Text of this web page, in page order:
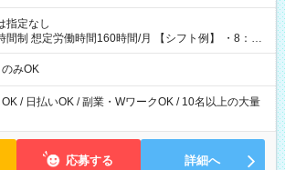
指定なし
定労働時間160時間/月 【シフト例】 ・8：00
みOK
/ 日払いOK / 副業・WワークOK / 10名以上の大量
応募する 詳細へ